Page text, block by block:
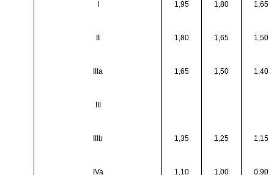
I 1,95 1,80 1,65
II 1,80 1,65 1,50
IIIa 1,65 1,50 1,40
III
IIIb 1,35 1,25 1,15
IVa 1,10 1,00 0,90